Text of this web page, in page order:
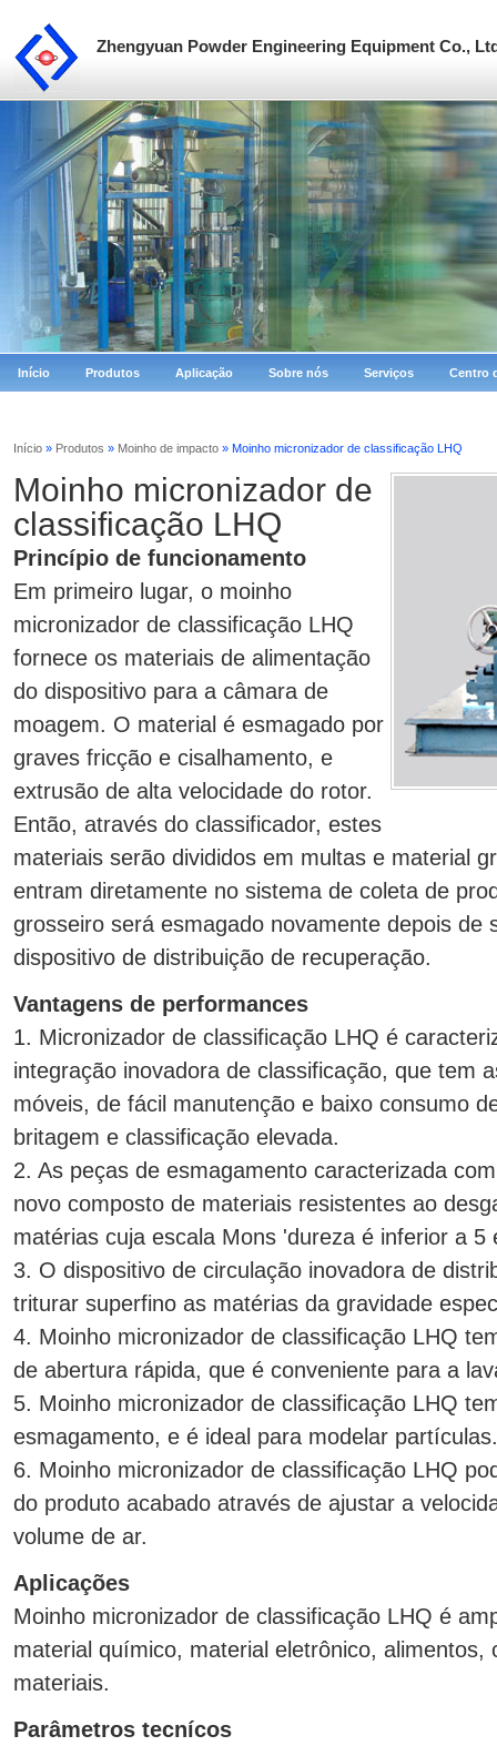
Zhengyuan Powder Engineering Equipment Co.,
Início Produtos Aplicação Sobre nós Serviços Centro
Início » Produtos » Moinho de impacto » Moinho micronizador de classificação LHQ
Moinho micronizador de
classificação LHQ
Princípio de funcionamento
Em primeiro lugar, o moinho
micronizador de classificação LHQ
fornece os materiais de alimentação
do dispositivo para a câmara de
moagem. O material é esmagado por
graves fricção e cisalhamento, e
extrusão de alta velocidade do rotor.
Então, através do classificador, estes
materiais serão divididos em multas e material
entram diretamente no sistema de coleta de
grosseiro será esmagado novamente depois de
dispositivo de distribuição de recuperação.
Vantagens de performances
1. Micronizador de classificação LHQ é
integração inovadora de classificação, que tem
móveis, de fácil manutenção e baixo consumo
britagem e classificação elevada.
2. As peças de esmagamento caracterizada
novo composto de materiais resistentes ao
matérias cuja escala Mons 'dureza é inferior a 5
3. O dispositivo de circulação inovadora de
triturar superfino as matérias da gravidade
4. Moinho micronizador de classificação LHQ
de abertura rápida, que é conveniente para a
5. Moinho micronizador de classificação LHQ
esmagamento, e é ideal para modelar partículas.
6. Moinho micronizador de classificação LHQ
do produto acabado através de ajustar a
volume de ar.
Aplicações
Moinho micronizador de classificação LHQ é
material químico, material eletrônico, alimentos,
materiais.
Parâmetros tecnícos